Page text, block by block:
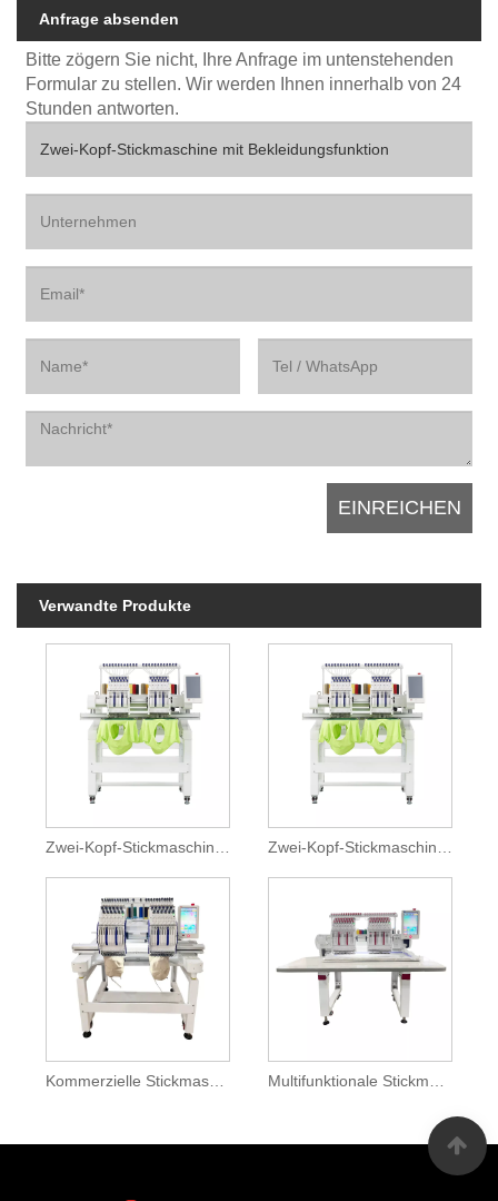
Anfrage absenden
Bitte zögern Sie nicht, Ihre Anfrage im untenstehenden
Formular zu stellen. Wir werden Ihnen innerhalb von 24
Stunden antworten.
Verwandte Produkte
Zwei-Kopf-Stickmaschine mit Flachstickfunktion Zwei-Kopf-Stickmaschine mit Spezialgerät
Kommerzielle Stickmaschine